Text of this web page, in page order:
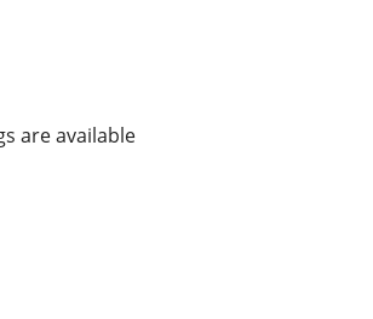
are available